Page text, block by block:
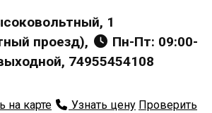
1
проезд),
Пн-Пт: 09:00-
74955454108
на карте Узнать цену Проверить